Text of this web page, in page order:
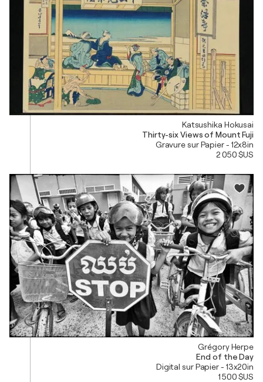
Katsushika Hokusai
Thirty-six Views of Mount Fuji
Gravure sur Papier - 12x8in
2 050 $US
Grégory Herpe
End of the Day
Digital sur Papier - 13x20in
1 500 $US